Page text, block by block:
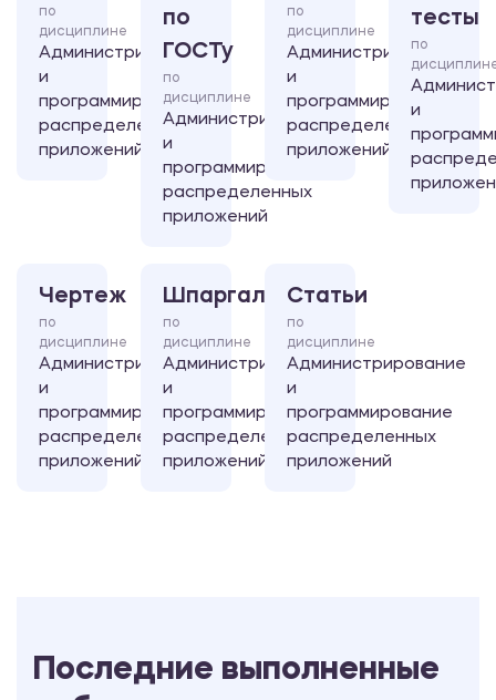
по
дисциплине
Администрирование
и
программирование
распределенных
приложений
по
ГОСТу
по
дисциплине
Администрирование
и
программирование
распределенных
приложений
по
дисциплине
Администрирование
и
программирование
распределенных
приложений
тесты
по
и
Чертеж
по
дисциплине
Администрирование
и
программирование
распределенных
приложений
Шпаргалка
по
дисциплине
Администрирование
и
программирование
распределенных
приложений
Статьи
по
дисциплине
Администрирование
и
программирование
распределенных
приложений
Последние выполненные